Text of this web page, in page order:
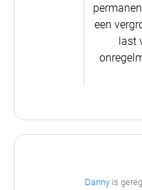
een
last
Danny is